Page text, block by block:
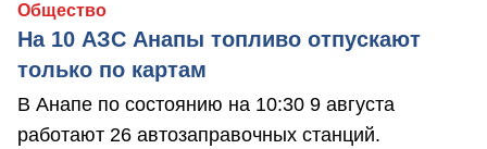
Общество
На 10 АЗС Анапы топливо отпускают
только по картам
В Анапе по состоянию на 10:30 9 августа
работают 26 автозаправочных станций.